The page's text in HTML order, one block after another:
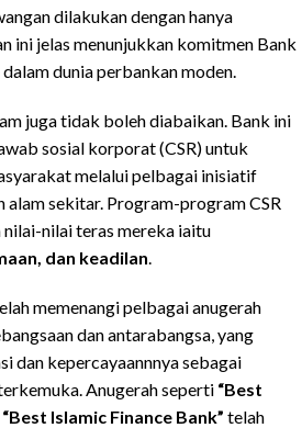
dilakukan dengan hanya
ini jelas menunjukkan komitmen Bank
dunia perbankan moden.
juga tidak boleh diabaikan. Bank ini
sosial korporat (CSR) untuk
melalui pelbagai inisiatif
alam sekitar. Program-program CSR
nilai teras mereka iaitu
dan keadilan
memenangi pelbagai anugerah
dan antarabangsa, yang
dan kepercayaannnya sebagai
Anugerah seperti “Best
“Best Islamic Finance Bank” telah